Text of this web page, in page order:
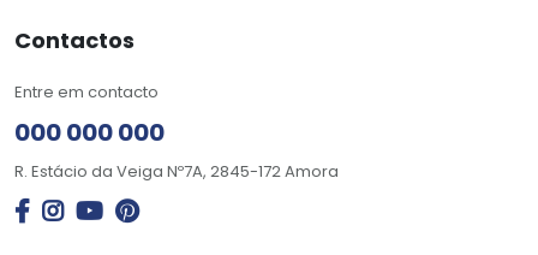
Contactos
Entre em contacto
000 000 000
R. Estácio da Veiga Nº7A, 2845-172 Amora